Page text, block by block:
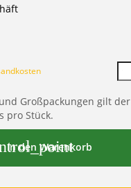
Großpackungen gilt der
pro Stück.
In den Warenkorb